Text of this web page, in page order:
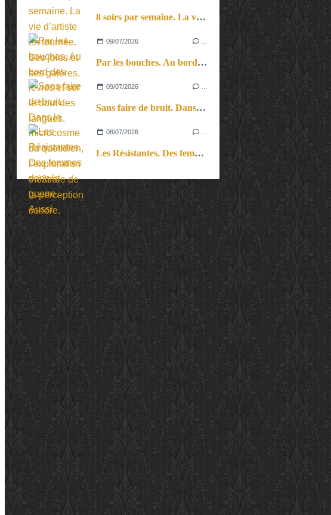
8 soirs par semaine. La vie d’artiste en tournée. Ses joies et ses galères.
09/07/2026
Par les bouches. Au bord des lèvres et sur le bout des langues.
09/07/2026
Sans faire de bruit. Dans le microcosme du quotidien, l’exploration théâtrale de la perception sonore.
08/07/2026
Les Résistantes. Des femmes dans la guerre. Aussi.